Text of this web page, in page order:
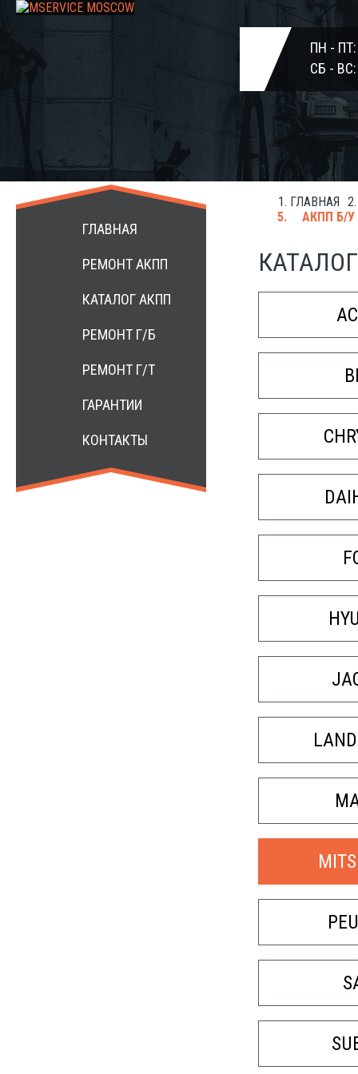
ПН -
СБ -
+7 499 3984172
ГЛАВНАЯ
РЕМОНТ АКПП
КАТАЛОГ АКПП
РЕМОНТ Г/Б
РЕМОНТ Г/Т
ГАРАНТИИ
КОНТАКТЫ
ГЛАВНАЯ
АКПП Б/У
КАТАЛОГ